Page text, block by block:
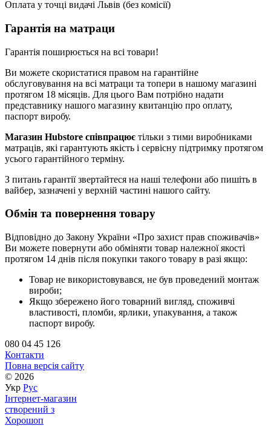
Оплата у точці видачі Львів (без комісії)
Гарантія на матраци
Гарантія поширюється на всі товари!
Ви можете скористатися правом на гарантійне
обслуговування на всі матраци та топери в нашому магазині
протягом 18 місяців. Для цього Вам потрібно надати
представнику нашого магазину квитанцію про оплату,
паспорт виробу.
Магазин Hubstore співпрацює тільки з тими виробниками
матраців, які гарантують якість і сервісну підтримку протягом
усього гарантійного терміну.
З питань гарантії звертайтеся на наші телефони або пишіть в
вайбер, зазначені у верхній частині нашого сайту.
Обмін та повернення товару
Відповідно до Закону України «Про захист прав споживачів»
Ви можете повернути або обміняти товар належної якості
протягом 14 днів після покупки такого товару в разі якщо:
Товар не використовувався, не був проведений монтаж
вироби;
Якщо збережено його товарний вигляд, споживчі
властивості, пломби, ярлики, упакування, а також
паспорт виробу.
080 04 45 126
Контакти
Повна версія сайту
© 2026
Укр Рус
Інтернет-магазин
створений з
Хорошоп